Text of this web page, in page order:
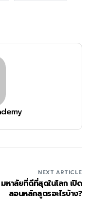
NEXT ARTICLE
หาลัยที่ดีที่สุดในโลก เปิด
สอนหลักสูตรอะไรบ้าง?